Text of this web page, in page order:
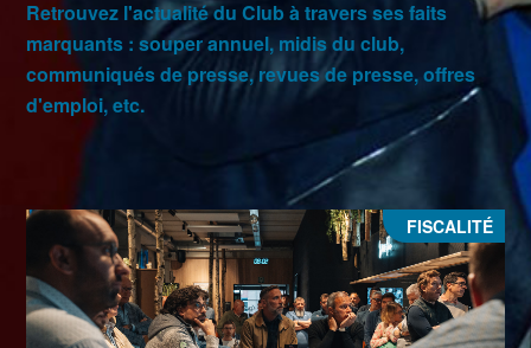
Retrouvez l'actualité du Club à travers ses faits
marquants : souper annuel, midis du club,
communiqués de presse, revues de presse, offres
d'emploi, etc.
FISCALITÉ